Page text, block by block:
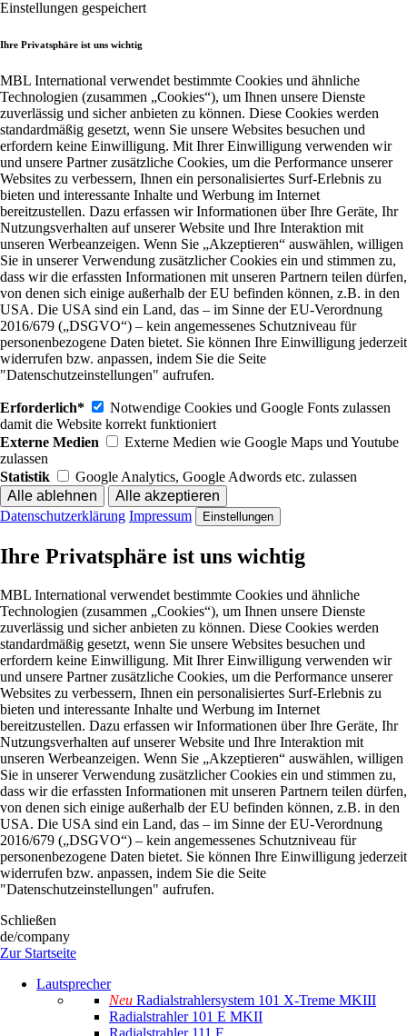
Einstellungen gespeichert
Ihre Privatsphäre ist uns wichtig
MBL International verwendet bestimmte Cookies und ähnliche
Technologien (zusammen „Cookies“), um Ihnen unsere Dienste
zuverlässig und sicher anbieten zu können. Diese Cookies werden
standardmäßig gesetzt, wenn Sie unsere Websites besuchen und
erfordern keine Einwilligung. Mit Ihrer Einwilligung verwenden wir
und unsere Partner zusätzliche Cookies, um die Performance unserer
Websites zu verbessern, Ihnen ein personalisiertes Surf-Erlebnis zu
bieten und interessante Inhalte und Werbung im Internet
bereitzustellen. Dazu erfassen wir Informationen über Ihre Geräte, Ihr
Nutzungsverhalten auf unserer Website und Ihre Interaktion mit
unseren Werbeanzeigen. Wenn Sie „Akzeptieren“ auswählen, willigen
Sie in unserer Verwendung zusätzlicher Cookies ein und stimmen zu,
dass wir die erfassten Informationen mit unseren Partnern teilen dürfen,
von denen sich einige außerhalb der EU befinden können, z.B. in den
USA. Die USA sind ein Land, das – im Sinne der EU-Verordnung
2016/679 („DSGVO“) – kein angemessenes Schutzniveau für
personenbezogene Daten bietet. Sie können Ihre Einwilligung jederzeit
widerrufen bzw. anpassen, indem Sie die Seite
"Datenschutzeinstellungen" aufrufen.
Erforderlich*
Notwendige Cookies und Google Fonts zulassen
damit die Website korrekt funktioniert
Externe Medien
Externe Medien wie Google Maps und Youtube
zulassen
Statistik
Google Analytics, Google Adwords etc. zulassen
Datenschutzerklärung Impressum Einstellungen
Ihre Privatsphäre ist uns wichtig
MBL International verwendet bestimmte Cookies und ähnliche
Technologien (zusammen „Cookies“), um Ihnen unsere Dienste
zuverlässig und sicher anbieten zu können. Diese Cookies werden
standardmäßig gesetzt, wenn Sie unsere Websites besuchen und
erfordern keine Einwilligung. Mit Ihrer Einwilligung verwenden wir
und unsere Partner zusätzliche Cookies, um die Performance unserer
Websites zu verbessern, Ihnen ein personalisiertes Surf-Erlebnis zu
bieten und interessante Inhalte und Werbung im Internet
bereitzustellen. Dazu erfassen wir Informationen über Ihre Geräte, Ihr
Nutzungsverhalten auf unserer Website und Ihre Interaktion mit
unseren Werbeanzeigen. Wenn Sie „Akzeptieren“ auswählen, willigen
Sie in unserer Verwendung zusätzlicher Cookies ein und stimmen zu,
dass wir die erfassten Informationen mit unseren Partnern teilen dürfen,
von denen sich einige außerhalb der EU befinden können, z.B. in den
USA. Die USA sind ein Land, das – im Sinne der EU-Verordnung
2016/679 („DSGVO“) – kein angemessenes Schutzniveau für
personenbezogene Daten bietet. Sie können Ihre Einwilligung jederzeit
widerrufen bzw. anpassen, indem Sie die Seite
"Datenschutzeinstellungen" aufrufen.
Schließen
de/company
Zur Startseite
Lautsprecher
Neu Radialstrahlersystem 101 X-Treme MKIII
Radialstrahler 101 E MKII
Radialstrahler 111 F